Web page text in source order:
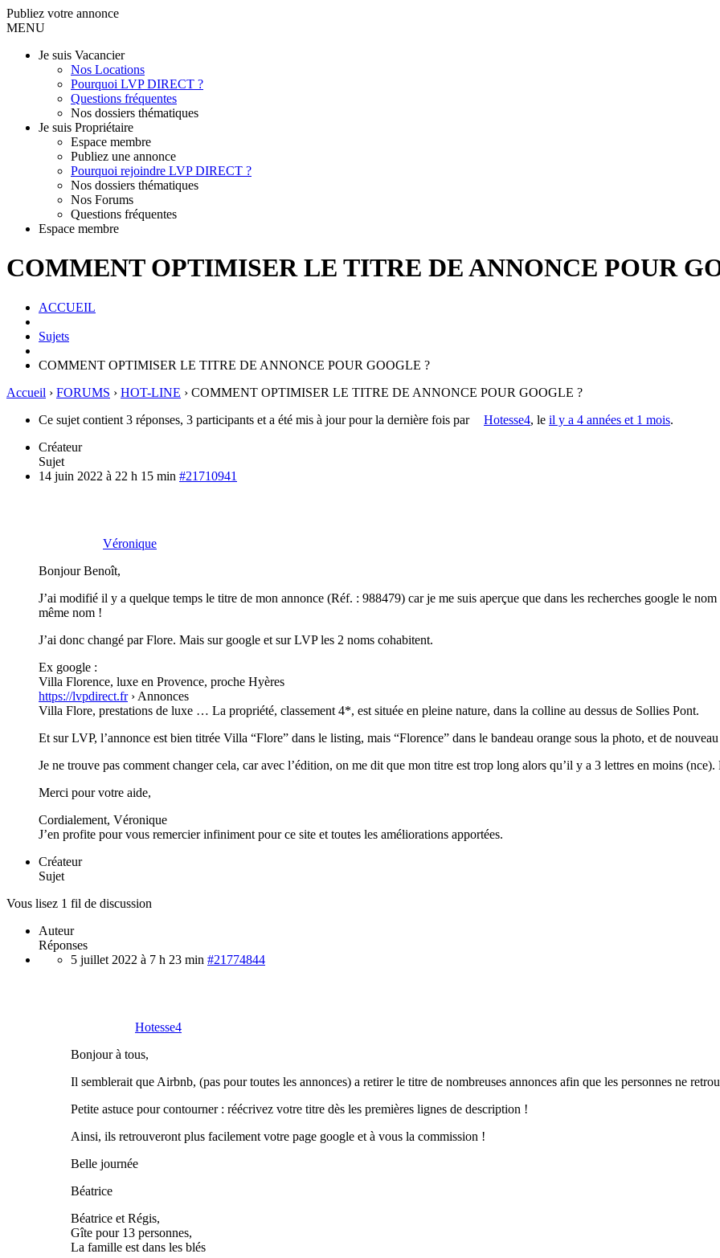
Publiez votre annonce
MENU
Je suis Vacancier
Nos Locations
Pourquoi LVP DIRECT ?
Questions fréquentes
Nos dossiers thématiques
Je suis Propriétaire
Espace membre
Publiez une annonce
Pourquoi rejoindre LVP DIRECT ?
Nos dossiers thématiques
Nos Forums
Questions fréquentes
Espace membre
COMMENT OPTIMISER LE TITRE DE ANNONCE POUR
ACCUEIL
Sujets
COMMENT OPTIMISER LE TITRE DE ANNONCE POUR GOOGLE ?
Accueil › FORUMS › HOT-LINE › COMMENT OPTIMISER LE TITRE DE ANNONCE POUR GOOGLE ?
Ce sujet contient 3 réponses, 3 participants et a été mis à jour pour la dernière fois par
Hotesse4, le il y a 4 années et 1 mois.
Créateur
Sujet
14 juin 2022 à 22 h 15 min #21710941
Véronique
Bonjour Benoît,
J’ai modifié il y a quelque temps le titre de mon annonce (Réf. : 988479) car je me suis aperçue que dans les recherches google le
même nom !
J’ai donc changé par Flore. Mais sur google et sur LVP les 2 noms cohabitent.
Ex google :
Villa Florence, luxe en Provence, proche Hyères
https://lvpdirect.fr› Annonces
Villa Flore, prestations de luxe … La propriété, classement 4*, est située en pleine nature, dans la colline au dessus de Sollies Pont.
Et sur LVP, l’annonce est bien titrée Villa “Flore” dans le listing, mais “Florence” dans le bandeau orange sous la photo, et de
Je ne trouve pas comment changer cela, car avec l’édition, on me dit que mon titre est trop long alors qu’il y a 3 lettres en moins
Merci pour votre aide,
Cordialement, Véronique
J’en profite pour vous remercier infiniment pour ce site et toutes les améliorations apportées.
Créateur
Sujet
Vous lisez 1 fil de discussion
Auteur
Réponses
5 juillet 2022 à 7 h 23 min #21774844
Hotesse4
Bonjour à tous,
Il semblerait que Airbnb, (pas pour toutes les annonces) a retirer le titre de nombreuses annonces afin que les personnes ne
Petite astuce pour contourner : réécrivez votre titre dès les premières lignes de description !
Ainsi, ils retrouveront plus facilement votre page google et à vous la commission !
Belle journée
Béatrice
Béatrice et Régis,
Gîte pour 13 personnes,
La famille est dans les blés